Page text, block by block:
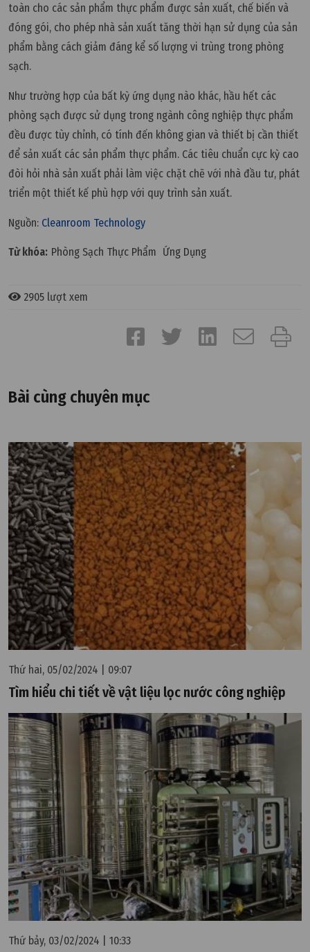
toàn cho các sản phẩm thực phẩm được sản xuất, chế biến và
đóng gói, cho phép nhà sản xuất tăng thời hạn sử dụng của sản
phẩm bằng cách giảm đáng kể số lượng vi trùng trong phòng
sạch.
Như trường hợp của bất kỳ ứng dụng nào khác, hầu hết các
phòng sạch được sử dụng trong ngành công nghiệp thực phẩm
đều được tùy chỉnh, có tính đến không gian và thiết bị cần thiết
để sản xuất các sản phẩm thực phẩm. Các tiêu chuẩn cực kỳ cao
đòi hỏi nhà sản xuất phải làm việc chặt chẽ với nhà đầu tư, phát
triển một thiết kế phù hợp với quy trình sản xuất.
Nguồn: Cleanroom Technology
Từ khóa: Phòng Sạch Thực Phẩm Ứng Dụng
2905 lượt xem
Bài cùng chuyên mục
Thứ hai, 05/02/2024 | 09:07
Tìm hiểu chi tiết về vật liệu lọc nước công nghiệp
Thứ bảy, 03/02/2024 | 10:33